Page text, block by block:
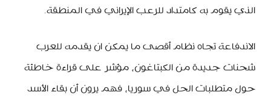
الذي يقوم به كامتداد للرعب الإيراني في المنطقة.
الاندفاعة تجاه نظام أقصى ما يمكن ان يقدمه للعرب
شحنات جديدة من الكبتاغون، مؤشر على قراءة خاطئة
حول متطلبات الحل في سوريا، فهم يرون أن بقاء الأسد